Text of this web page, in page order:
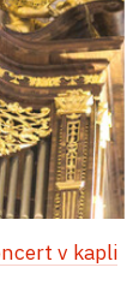
v kapli